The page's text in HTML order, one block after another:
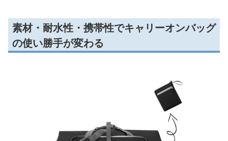
素材・耐水性・携帯性でキャリーオンバッグ
の使い勝手が変わる